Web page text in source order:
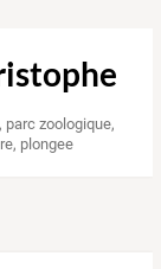
, parc zoologique,
, plongee